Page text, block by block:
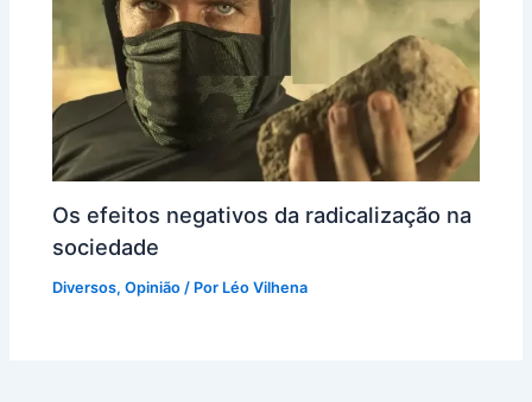
Os efeitos negativos da radicalização na
sociedade
Diversos,Opinião / Por Léo Vilhena